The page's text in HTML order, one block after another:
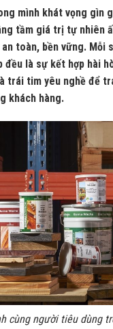
mình khát vọng gìn
tầm giá trị tự nhiên
toàn, bền vững. Mỗi
đều là sự kết hợp hài
trái tim yêu nghề để
khách hàng.
cùng người tiêu dùng